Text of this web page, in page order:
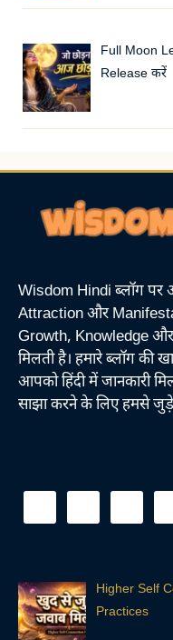
Full Moon
Release करें
Wisdom Hindi ब्लॉग
Attraction और
Growth, Knowledge और
मिलती है। हमारे ब्लॉग की
आपको हिंदी में जानकारी
साझा करने के लिए हमसे
Higher Self
Practices